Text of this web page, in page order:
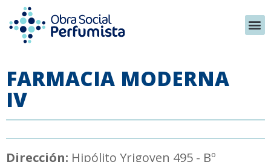
FARMACIA MODERNA
IV
Dirección: Hipólito Yrigoyen 495 - Bº